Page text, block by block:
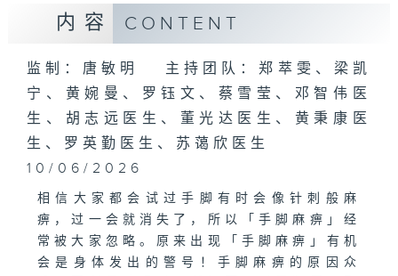
内容 CONTENT
监制：唐敏明 主持团队：郑萃雯、梁凯
宁、黄婉曼、罗钰文、蔡雪莹、邓智伟医
生、胡志远医生、董光达医生、黄秉康医
生、罗英勤医生、苏蔼欣医生
10/06/2026
相信大家都会试过手脚有时会像针刺般麻
痹，过一会就消失了，所以「手脚麻痹」经
常被大家忽略。原来出现「手脚麻痹」有机
会是身体发出的警号！手脚麻痹的原因众